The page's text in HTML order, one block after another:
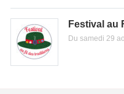
Festival au
Du samedi 29